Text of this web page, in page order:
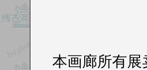
本画廊所有展